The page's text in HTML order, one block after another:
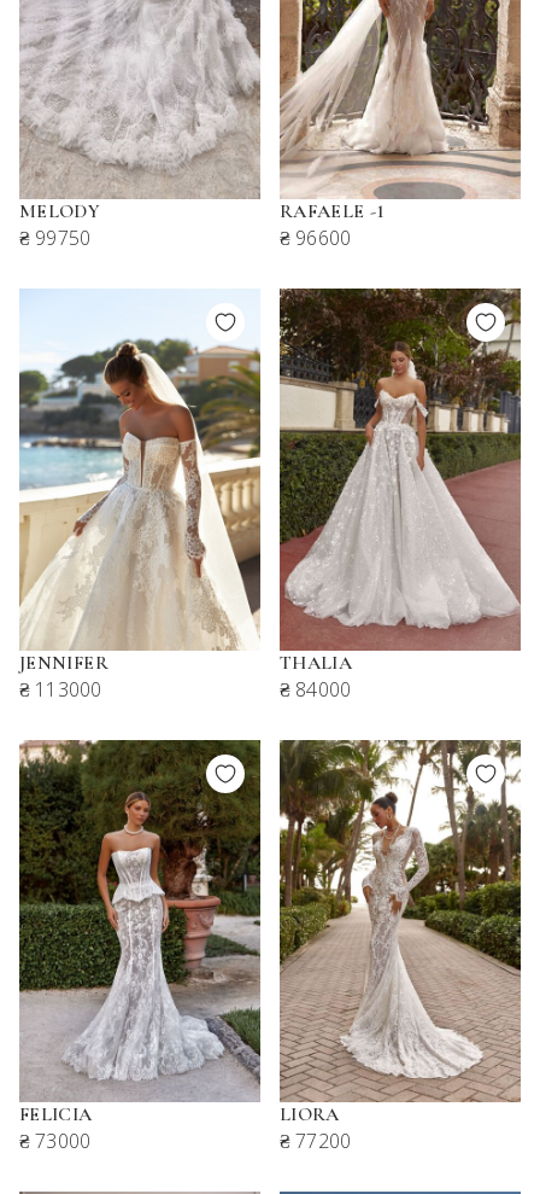
MELODY
₴ 99750
RAFAELE -1
₴ 96600
JENNIFER
₴ 113000
THALIA
₴ 84000
FELICIA
₴ 73000
LIORA
₴ 77200